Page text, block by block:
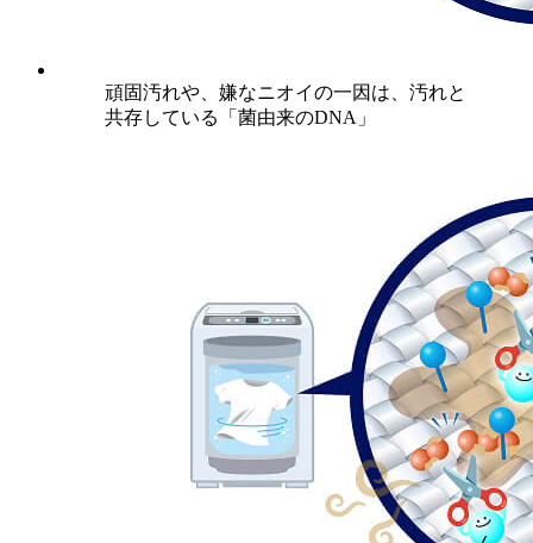
頑固汚れや、嫌なニオイの一因は、汚れと
共存している「菌由来のDNA」